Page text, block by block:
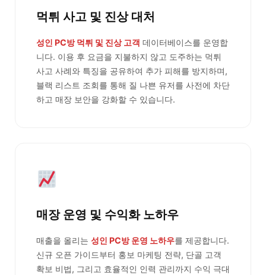
먹튀 사고 및 진상 대처
성인 PC방 먹튀 및 진상 고객 데이터베이스를 운영합
니다. 이용 후 요금을 지불하지 않고 도주하는 먹튀
사고 사례와 특징을 공유하여 추가 피해를 방지하며,
블랙 리스트 조회를 통해 질 나쁜 유저를 사전에 차단
하고 매장 보안을 강화할 수 있습니다.
매장 운영 및 수익화 노하우
매출을 올리는 성인 PC방 운영 노하우를 제공합니다.
신규 오픈 가이드부터 홍보 마케팅 전략, 단골 고객
확보 비법, 그리고 효율적인 인력 관리까지 수익 극대